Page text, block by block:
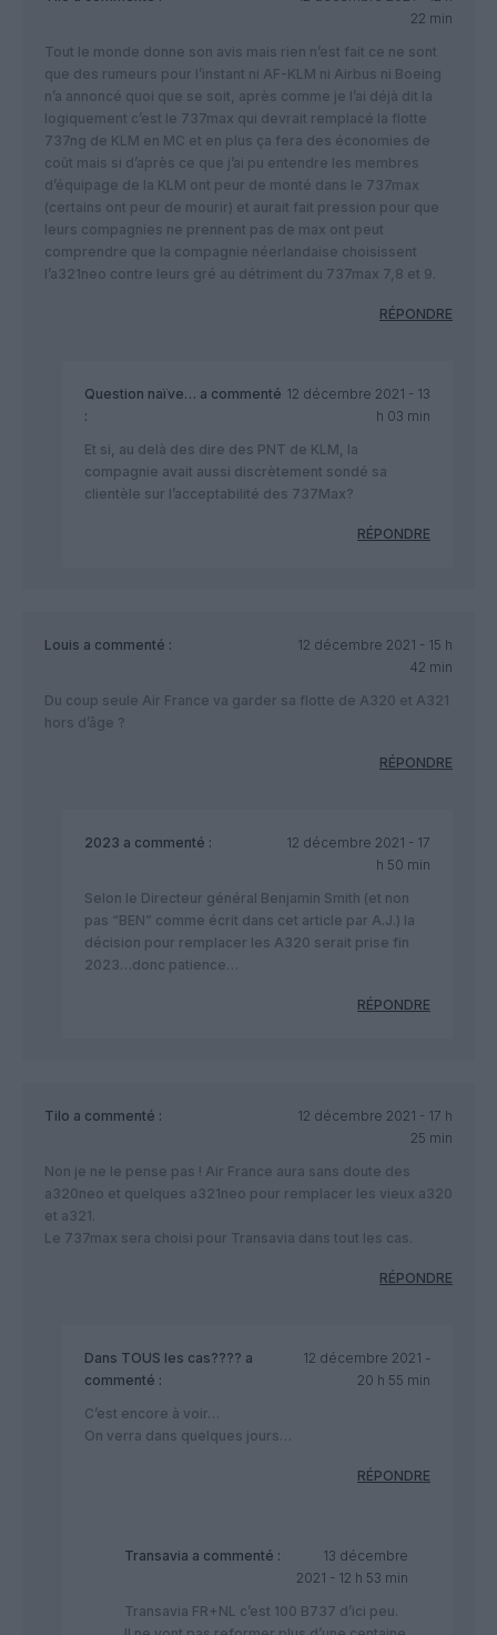
22 min
Tout le monde donne son avis mais rien n’est fait ce ne sont
que des rumeurs pour l’instant ni AF-KLM ni Airbus ni Boeing
n’a annoncé quoi que se soit, après comme je l’ai déjà dit la
logiquement c’est le 737max qui devrait remplacé la flotte
737ng de KLM en MC et en plus ça fera des économies de
coût mais si d’après ce que j’ai pu entendre les membres
d’équipage de la KLM ont peur de monté dans le 737max
(certains ont peur de mourir) et aurait fait pression pour que
leurs compagnies ne prennent pas de max ont peut
comprendre que la compagnie néerlandaise choisissent
l’a321neo contre leurs gré au détriment du 737max 7,8 et 9.
RÉPONDRE
Question naïve… a commenté
:
12 décembre 2021 - 13
h 03 min
Et si, au delà des dire des PNT de KLM, la
compagnie avait aussi discrètement sondé sa
clientèle sur l’acceptabilité des 737Max?
RÉPONDRE
Louis a commenté :
12 décembre 2021 - 15 h
42 min
Du coup seule Air France va garder sa flotte de A320 et A321
hors d’âge ?
RÉPONDRE
2023 a commenté :
12 décembre 2021 - 17
h 50 min
Selon le Directeur général Benjamin Smith (et non
pas “BEN” comme écrit dans cet article par A.J.) la
décision pour remplacer les A320 serait prise fin
2023…donc patience…
RÉPONDRE
Tilo a commenté :
12 décembre 2021 - 17 h
25 min
Non je ne le pense pas ! Air France aura sans doute des
a320neo et quelques a321neo pour remplacer les vieux a320
et a321.
Le 737max sera choisi pour Transavia dans tout les cas.
RÉPONDRE
Dans TOUS les cas???? a
commenté :
12 décembre 2021 -
20 h 55 min
C’est encore à voir…
On verra dans quelques jours…
RÉPONDRE
Transavia a commenté :
13 décembre
2021 - 12 h 53 min
Transavia FR+NL c’est 100 B737 d’ici peu.